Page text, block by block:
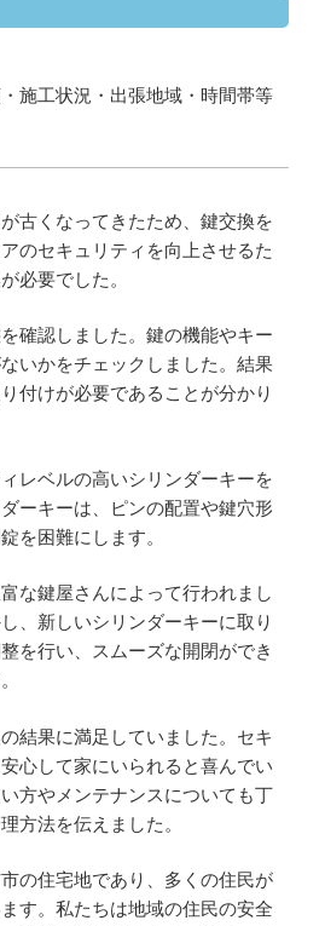
施工状況・出張地域・時間帯等
古くなってきたため、鍵交換を
のセキュリティを向上させるた
必要でした。
確認しました。鍵の機能やキー
いかをチェックしました。結果
付けが必要であることが分かり
レベルの高いシリンダーキーを
ーキーは、ピンの配置や鍵穴形
を困難にします。
な鍵屋さんによって行われまし
、新しいシリンダーキーに取り
を行い、スムーズな開閉ができ
結果に満足していました。セキ
心して家にいられると喜んでい
方やメンテナンスについても丁
方法を伝えました。
の住宅地であり、多くの住民が
す。私たちは地域の住民の安全